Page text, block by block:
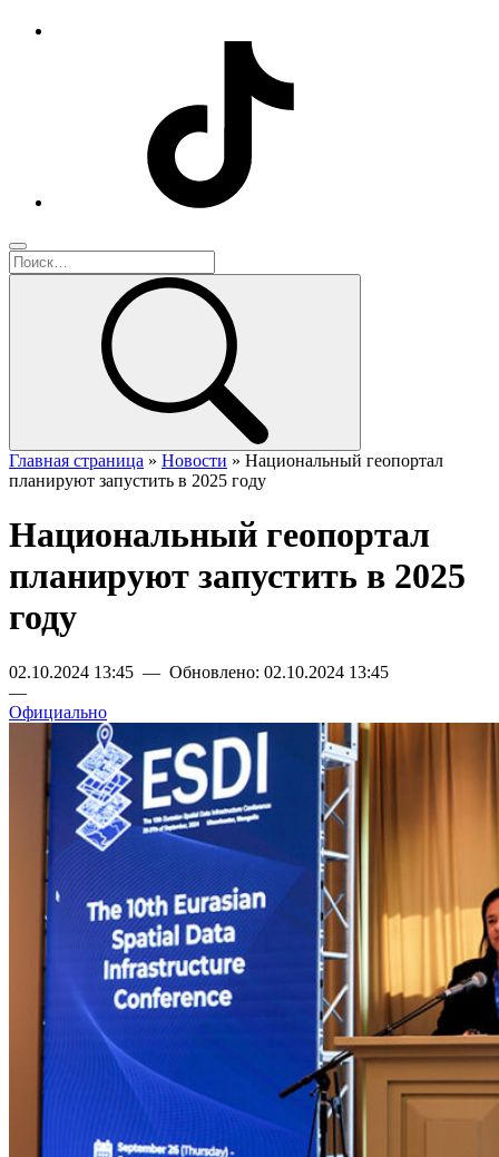
Главная страница » Новости » Национальный геопортал
планируют запустить в 2025 году
Национальный геопортал
планируют запустить в 2025
году
02.10.2024 13:45 — Обновлено: 02.10.2024 13:45
—
Официально